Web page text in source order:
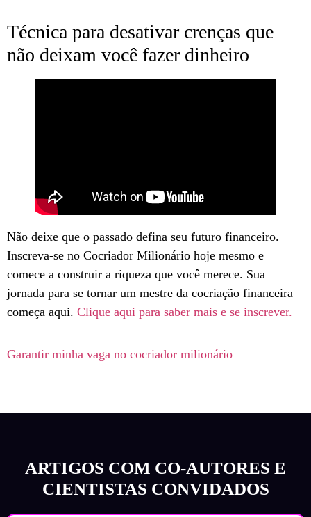
Técnica para desativar crenças que
não deixam você fazer dinheiro
Não deixe que o passado defina seu futuro financeiro.
Inscreva-se no Cocriador Milionário hoje mesmo e
comece a construir a riqueza que você merece. Sua
jornada para se tornar um mestre da cocriação financeira
começa aqui. Clique aqui para saber mais e se inscrever.
Garantir minha vaga no cocriador milionário
ARTIGOS COM CO-AUTORES E
CIENTISTAS CONVIDADOS